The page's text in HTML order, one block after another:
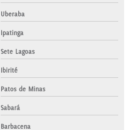
Uberaba
Ipatinga
Sete Lagoas
Ibirité
Patos de Minas
Sabará
Barbacena